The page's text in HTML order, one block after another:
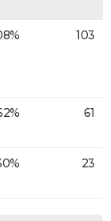
103
61
23